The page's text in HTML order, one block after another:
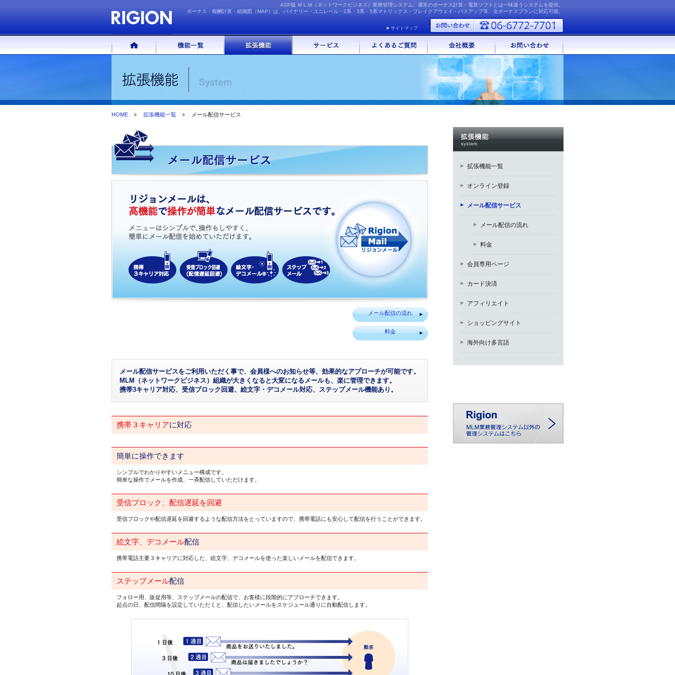
ASP版 ＭＬＭ（ネットワークビジネス）業務管理システム。通常のボーナス計算・電算ソフトとは一味違うシステムを提供。
ボーナス・報酬計算・組織図（MAP）は、バイナリー・ユニレベル・2系・3系・5系マトリックス・ブレイクアウェイ・パスアップ等、全ボーナスプランに対応可能。
サイトマップ
HOME 拡張機能一覧 メール配信サービス
メール配信の流れ
料金
メール配信サービスをご利用いただく事で、会員様へのお知らせ等、効果的なアプローチが可能です。
MLM（ネットワークビジネス）組織が大きくなると大変になるメールも、楽に管理できます。
携帯3キャリア対応、受信ブロック回避、絵文字・デコメール対応、ステップメール機能あり。
携帯３キャリアに対応
簡単に操作できます
シンプルでわかりやすいメニュー構成です。
簡単な操作でメールを作成、一斉配信していただけます。
受信ブロック、配信遅延を回避
受信ブロックや配信遅延を回避するような配信方法をとっていますので、携帯電話にも安心して配信を行うことができます。
絵文字、デコメール配信
携帯電話主要３キャリアに対応した、絵文字、デコメールを使った楽しいメールを配信できます。
ステップメール配信
フォロー用、販促用等、ステップメールの配信で、お客様に段階的にアプローチできます。
起点の日、配信間隔を設定していただくと、配信したいメールをスケジュール通りに自動配信します。
拡張機能一覧
オンライン登録
メール配信サービス
メール配信の流れ
料金
会員専用ページ
カード決済
アフィリエイト
ショッピングサイト
海外向け多言語